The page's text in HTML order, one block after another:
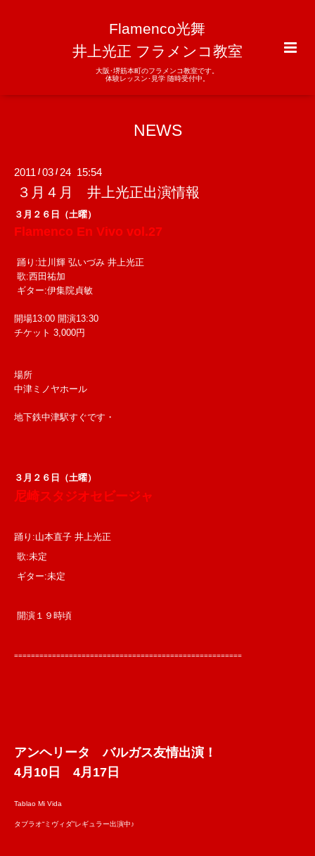
Flamenco光舞
井上光正 フラメンコ教室
大阪･堺筋本町のフラメンコ教室です。
体験レッスン･見学 随時受付中。
NEWS
2011 /03 / 24 15:54
３月４月 井上光正出演情報
３月２６日（土曜）
Flamenco En Vivo vol.27
踊り:辻川輝 弘いづみ 井上光正
歌:西田祐加
ギター:伊集院貞敏
開場13:00 開演13:30
チケット 3,000円
場所
中津ミノヤホール
地下鉄中津駅すぐです・
３月２６日（土曜）
尼崎スタジオセビージャ
踊り:山本直子 井上光正
歌:未定
ギター:未定
開演１９時頃
======================================================
アンヘリータ バルガス友情出演！
4月10日 4月17日
Tablao Mi Vida
タブラオ“ミヴィダ”レギュラー出演中♪